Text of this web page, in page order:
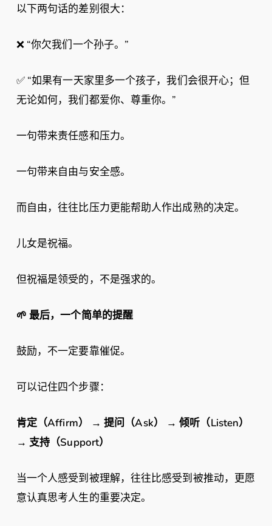
以下两句话的差别很大：
❌ “你欠我们一个孙子。”
✅ “如果有一天家里多一个孩子，我们会很开心；但
无论如何，我们都爱你、尊重你。”
一句带来责任感和压力。
一句带来自由与安全感。
而自由，往往比压力更能帮助人作出成熟的决定。
儿女是祝福。
但祝福是领受的，不是强求的。
🌱最后，一个简单的提醒
鼓励，不一定要靠催促。
可以记住四个步骤：
肯定（Affirm） →提问（Ask） →倾听（Listen）
→支持（Support）
当一个人感受到被理解，往往比感受到被推动，更愿
意认真思考人生的重要决定。